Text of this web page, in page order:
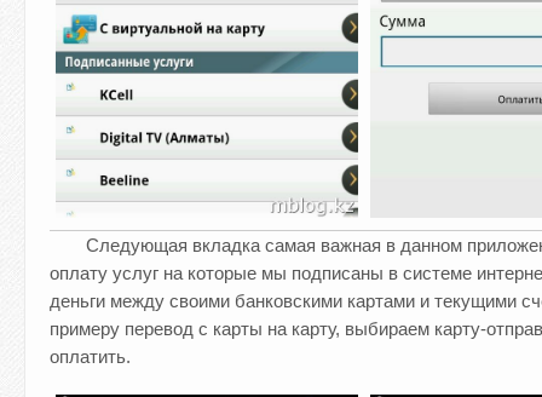
Следующая вкладка самая важная в данном
оплату услуг на которые мы подписаны в системе
деньги между своими банковскими картами и текущими
примеру перевод с карты на карту, выбираем карту-
оплатить.